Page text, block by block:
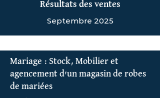
Résultats des ventes
Septembre 2025
Mariage : Stock, Mobilier et
agencement d'un magasin de robes
de mariées